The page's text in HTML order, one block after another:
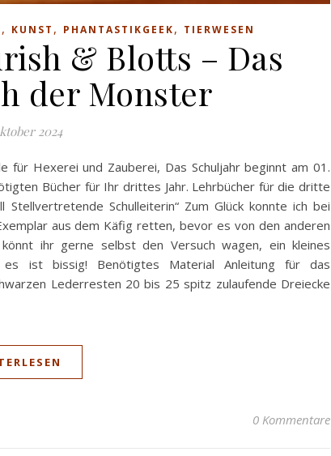
, KUNST , PHANTASTIKGEEK, TIERWESEN
& Blotts – Das
der Monster
2024
für Hexerei und Zauberei, Das Schuljahr beginnt am 01.
Bücher für Ihr drittes Jahr. Lehrbücher für die dritte
Schulleiterin“ Zum Glück konnte ich bei
aus dem Käfig retten, bevor es von den anderen
ihr gerne selbst den Versuch wagen, ein kleines
es ist bissig! Benötigtes Material Anleitung für das
Lederresten 20 bis 25 spitz zulaufende Dreiecke
0 Kommentare